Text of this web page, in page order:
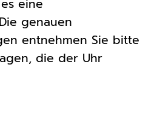
eine
genauen
entnehmen Sie bitte
die der Uhr